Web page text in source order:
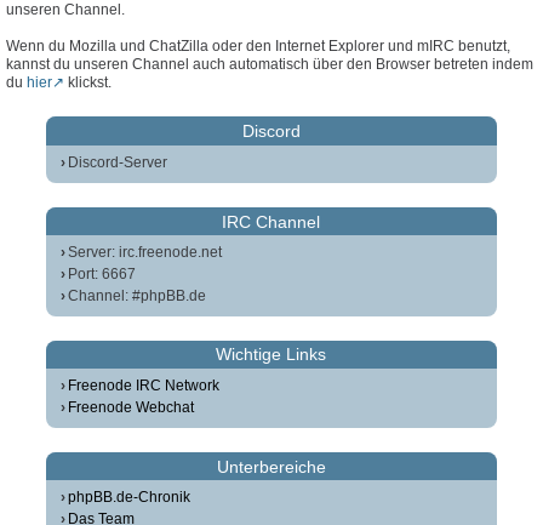
unseren Channel.
Wenn du Mozilla und ChatZilla oder den Internet Explorer und mIRC benutzt,
kannst du unseren Channel auch automatisch über den Browser betreten indem
du hier klickst.
Discord
Discord-Server
IRC Channel
Server: irc.freenode.net
Port: 6667
Channel: #phpBB.de
Wichtige Links
Freenode IRC Network
Freenode Webchat
Unterbereiche
phpBB.de-Chronik
Das Team